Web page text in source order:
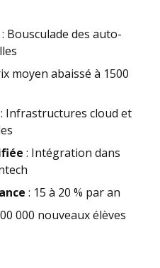
: Bousculade des auto-
moyen abaissé à 1500
: Infrastructures cloud et
: Intégration dans
: 15 à 20 % par an
000 nouveaux élèves